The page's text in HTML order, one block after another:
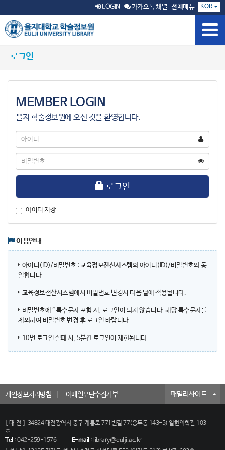
LOGIN 카카오톡 채널 전체메뉴 KOR
로그인
MEMBER LOGIN
을지 학술정보원에 오신 것을 환영합니다.
아
디
비
번
로그인
아이디 저장
이용안내
아이디(ID)/비밀번호 : 교육정보전산시스템의 아이디(ID)/비밀번호와 동
일합니다.
교육정보전산시스템에서 비밀번호 변경시 다음 날에 적용됩니다.
비밀번호에 ^ 특수문자 포함 시, 로그인이 되지 않습니다. 해당 특수문자를
제외하여 비밀번호 변경 후 로그인 바랍니다.
10번 로그인 실패 시, 5분간 로그인이 제한됩니다.
개인정보처리방침 이메일무단수집거부 패밀리사이트
[대전]
34824 대전광역시 중구 계룡로 771번길 77(용두동 143-5) 일현의학관 103
호
Tel: 042-259-1576 E-mail: library@eulji.ac.kr